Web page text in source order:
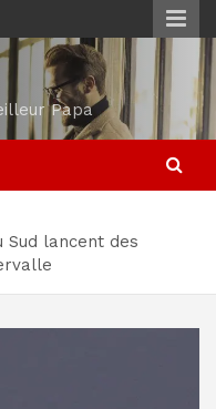
Papa
Sud lancent des